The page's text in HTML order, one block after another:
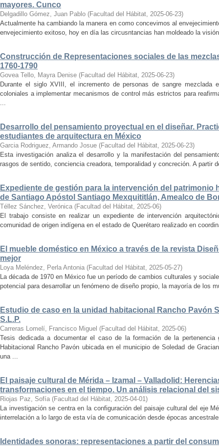
mayores. Cunco
Delgadillo Gómez, Juan Pablo (Facultad del Hábitat, 2025-06-23)
Actualmente ha cambiando la manera en como concevimos al
envejecimiento exitoso, hoy en día las circusntancias han moldeado la
Construcción de Representaciones sociales de las
1760-1790
Govea Tello, Mayra Denise (Facultad del Hábitat, 2025-06-23)
Durante el siglo XVIII, el incremento de personas de sangre
coloniales a implementar mecanismos de control más estrictos para
...
Desarrollo del pensamiento proyectual en el diseñar.
estudiantes de arquitectura en México
Garcia Rodriguez, Armando Josue (Facultad del Hábitat, 2025-06-23)
Esta investigación analiza el desarrollo y la manifestación del
rasgos de sentido, conciencia creadora, temporalidad y concreción. A partir
Expediente de gestión para la intervención del patrimonio
de Santiago Apóstol Santiago Mexquititlán, Amealco de
Téllez Sánchez, Verónica (Facultad del Hábitat, 2025-06)
El trabajo consiste en realizar un expediente de intervención
comunidad de origen indígena en el estado de Querétaro realizado en
El mueble doméstico en México a través de la revista
mejor
Loya Meléndez, Perla Antonia (Facultad del Hábitat, 2025-05-27)
La década de 1970 en México fue un período de cambios culturales y
potencial para desarrollar un fenómeno de diseño propio, la mayoría de los
Estudio de caso en la unidad habitacional Rancho Pavón
S.L.P.
Carreras Lomelí, Francisco Miguel (Facultad del Hábitat, 2025-06)
Tesis dedicada a documentar el caso de la formación de la
Habitacional Rancho Pavón ubicada en el municipio de Soledad de
una ...
El paisaje cultural de Mérida – Izamal – Valladolid:
transformaciones en el tiempo. Un análisis relacional del
Riojas Paz, Sofía (Facultad del Hábitat, 2025-04-01)
La investigación se centra en la configuración del paisaje cultural del eje
interrelación a lo largo de esta vía de comunicación desde épocas
Identidades sonoras: representaciones a partir del